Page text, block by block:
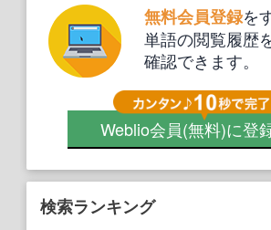
無料会員登録を
単語の閲覧履歴
確認できます。
Weblio会員(無料)に登
検索ランキング